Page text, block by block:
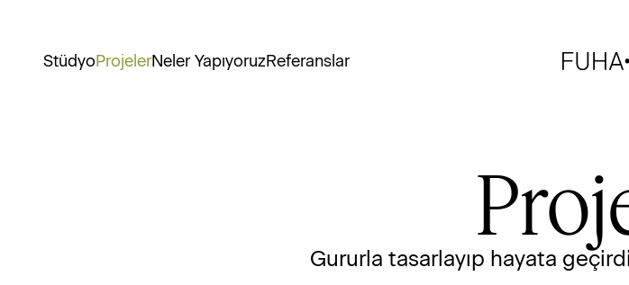
Gururla tasarlayıp hayata
StüdyoProjelerNeler YapıyoruzReferanslar